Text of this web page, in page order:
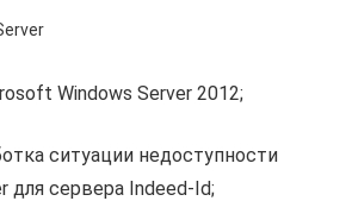
Windows Server 2012;
ситуации недоступности
для сервера Indeed-Id;